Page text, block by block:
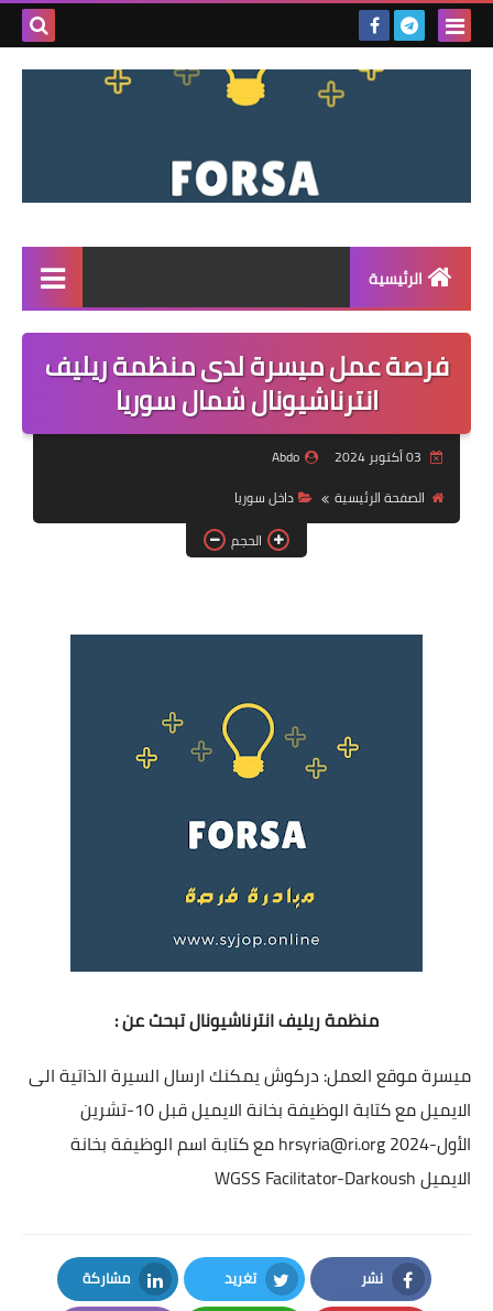
بحث
الرئيسية
القائمة
مناقصات
فرص عمل داخل سوريا
فرص عمل في العراق
فرص عمل في اليمن
فرصة عمل ميسرة لدى منظمة ريليف
انترناشيونال شمال سوريا
Abdo
الصفحة الرئيسية
داخل سوريا
الحجم
منظمة ريليف انترناشيونال تبحث عن :
ميسرةموقع العمل: دركوش يمكنك ارسال السيرة الذاتية الى
الايميل مع كتابة الوظيفة بخانة الايميل قبل 10-تشرين
الأول-2024
hrsyria@ri.orgمع كتابة اسم الوظيفة بخانة
الايميلWGSS Facilitator-Darkoush
نشر تغريد مشاركة